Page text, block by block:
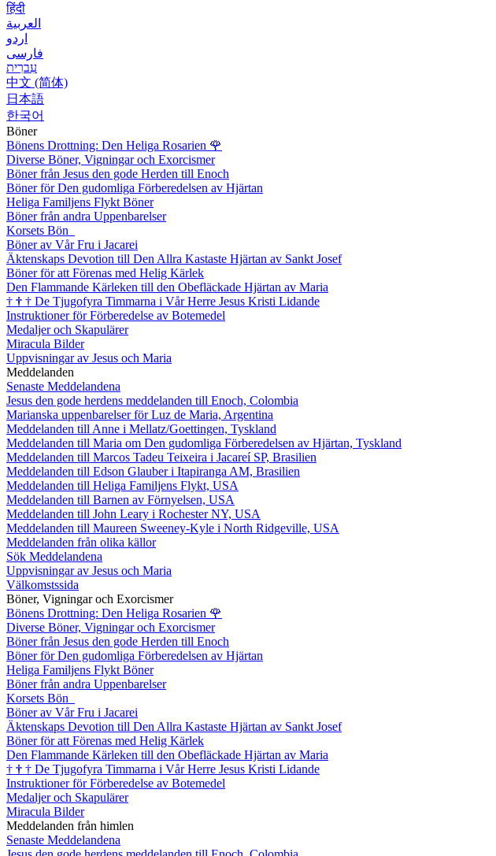
हिंदी
العربية
اردو
فارسی
עִברִית
中文 (简体)
日本語
한국어
Böner
Bönens Drottning: Den Heliga Rosarien 🌹
Diverse Böner, Vigningar och Exorcismer
Böner från Jesus den gode Herden till Enoch
Böner för Den gudomliga Förberedelsen av Hjärtan
Heliga Familjens Flykt Böner
Böner från andra Uppenbarelser
Korsets Bön
Böner av Vår Fru i Jacarei
Äktenskaps Devotion till Den Allra Kastaste Hjärtan av Sankt Josef
Böner för att Förenas med Helig Kärlek
Den Flammande Kärleken till den Obefläckade Hjärtan av Maria
† † † De Tjugofyra Timmarna i Vår Herre Jesus Kristi Lidande
Instruktioner för Förberedelse av Botemedel
Medaljer och Skapulärer
Miracula Bilder
Uppvisningar av Jesus och Maria
Meddelanden
Senaste Meddelandena
Jesus den gode herdens meddelanden till Enoch, Colombia
Marianska uppenbarelser för Luz de Maria, Argentina
Meddelanden till Anne i Mellatz/Goettingen, Tyskland
Meddelanden till Maria om Den gudomliga Förberedelsen av Hjärtan, Tyskland
Meddelanden till Marcos Tadeu Teixeira i Jacareí SP, Brasilien
Meddelanden till Edson Glauber i Itapiranga AM, Brasilien
Meddelanden till Heliga Familjens Flykt, USA
Meddelanden till Barnen av Förnyelsen, USA
Meddelanden till John Leary i Rochester NY, USA
Meddelanden till Maureen Sweeney-Kyle i North Ridgeville, USA
Meddelanden från olika källor
Sök Meddelandena
Uppvisningar av Jesus och Maria
Välkomstssida
Böner, Vigningar och Exorcismer
Bönens Drottning: Den Heliga Rosarien 🌹
Diverse Böner, Vigningar och Exorcismer
Böner från Jesus den gode Herden till Enoch
Böner för Den gudomliga Förberedelsen av Hjärtan
Heliga Familjens Flykt Böner
Böner från andra Uppenbarelser
Korsets Bön
Böner av Vår Fru i Jacarei
Äktenskaps Devotion till Den Allra Kastaste Hjärtan av Sankt Josef
Böner för att Förenas med Helig Kärlek
Den Flammande Kärleken till den Obefläckade Hjärtan av Maria
† † † De Tjugofyra Timmarna i Vår Herre Jesus Kristi Lidande
Instruktioner för Förberedelse av Botemedel
Medaljer och Skapulärer
Miracula Bilder
Meddelanden från himlen
Senaste Meddelandena